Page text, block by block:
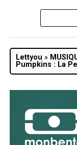
Lettyou »
Pumpkins : La